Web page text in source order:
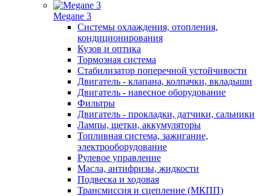
Megane 3
Системы охлаждения, отопления,
кондиционирования
Кузов и оптика
Тормозная система
Стабилизатор поперечной устойчивости
Двигатель - клапана, колпачки, вкладыши
Двигатель - навесное оборудование
Фильтры
Двигатель - прокладки, датчики, сальники
Лампы, щетки, аккумуляторы
Топливная система, зажигание,
электрооборудование
Рулевое управление
Масла, антифризы, жидкости
Подвеска и ходовая
Трансмиссия и сцепление (МКПП)